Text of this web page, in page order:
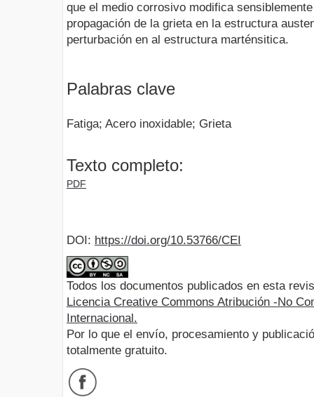
que el medio corrosivo modifica
propagación de la grieta en la estructura
perturbación en al estructura marténsitica.
Palabras clave
Fatiga; Acero inoxidable; Grieta
Texto completo:
PDF
DOI: https://doi.org/10.53766/CEI
Todos los documentos publicados en esta
Licencia Creative Commons Atribución -No
Internacional.
Por lo que el envío, procesamiento y
totalmente gratuito.